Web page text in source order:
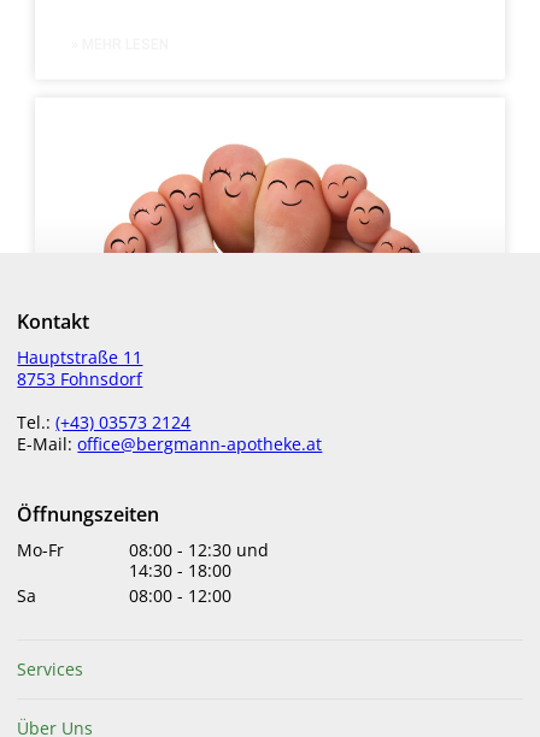
Schluss mit Scham-Zehen
Was haben Händedruck und Zehennägel
Umso schlimmer, wenn sich die Fußspitzen im Spa
Kontakt
Hauptstraße 11
8753 Fohnsdorf
Tel.:(+43) 03573 2124
E-Mail:office@bergmann-apotheke.at
Öffnungszeiten
Mo-Fr 08:00 - 12:30 und
14:30 - 18:00
Sa
08:00 - 12:00
Services
Über Uns